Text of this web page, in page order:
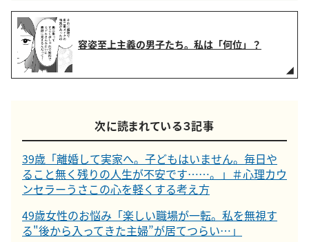
容姿至上主義の男子たち。私は「何位」？
次に読まれている３記事
39歳「離婚して実家へ。子どもはいません。毎日や
ること無く残りの人生が不安です……。」＃心理カウ
ンセラーうさこの心を軽くする考え方
49歳女性のお悩み「楽しい職場が一転。私を無視す
る"後から入ってきた主婦”が居てつらい…」